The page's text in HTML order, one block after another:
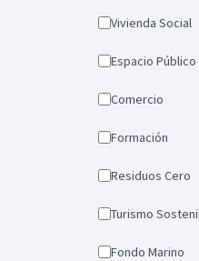
Vivienda Social
Espacio Público
Comercio
Formación
Residuos Cero
Turismo
Fondo Marino